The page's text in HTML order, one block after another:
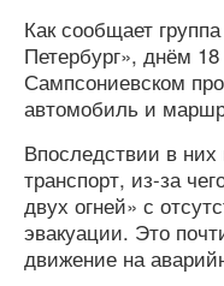
Как сообщает
Петербург», днём
Сампсониевском
автомобиль и
Впоследствии в
транспорт, из-за
двух огней» с
эвакуации. Это
движение на